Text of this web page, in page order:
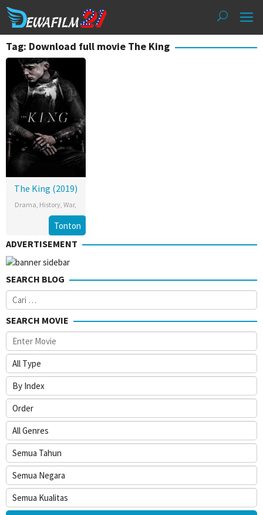
Loncat
ke
konten
Tag: Download full movie The King
The King (2019)
Drama, History,War,
Tonton
ADVERTISEMENT
SEARCH BLOG
Cari
untuk:
SEARCH MOVIE